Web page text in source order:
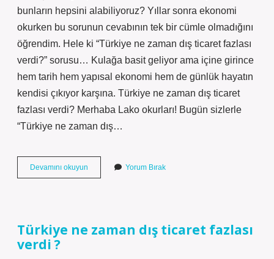
bunların hepsini alabiliyoruz? Yıllar sonra ekonomi
okurken bu sorunun cevabının tek bir cümle olmadığını
öğrendim. Hele ki “Türkiye ne zaman dış ticaret fazlası
verdi?” sorusu… Kulağa basit geliyor ama içine girince
hem tarih hem yapısal ekonomi hem de günlük hayatın
kendisi çıkıyor karşına. Türkiye ne zaman dış ticaret
fazlası verdi? Merhaba Lako okurları! Bugün sizlerle
“Türkiye ne zaman dış…
Devamını okuyun
ne
verdi
Yorum Bırak
Türkiye ne zaman dış ticaret fazlası
verdi ?